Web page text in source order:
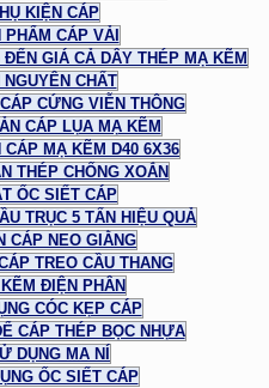
KIỆN CÁP
PHẨM CÁP VẢI
GIÁ CẢ DÂY THÉP MẠ KẼM
NGUYÊN CHẤT
CỨNG VIỄN THÔNG
CÁP LỤA MẠ KẼM
CÁP MẠ KẼM D40 6X36
THÉP CHỐNG XOẮN
ỐC SIẾT CÁP
TRỤC 5 TẤN HIỆU QUẢ
CÁP NEO GIẰNG
TREO CẦU THANG
ĐIỆN PHÂN
CÓC KẸP CÁP
CÁP THÉP BỌC NHỰA
DỤNG MA NÍ
ỐC SIẾT CÁP